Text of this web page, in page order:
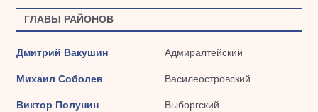
ГЛАВЫ РАЙОНОВ
Дмитрий Вакушин Адмиралтейский
Михаил Соболев Василеостровский
Виктор Полунин Выборгский